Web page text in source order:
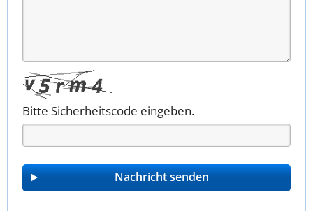
Bitte Sicherheitscode eingeben.